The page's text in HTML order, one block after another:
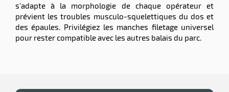
s'adapte à la morphologie de chaque opérateur et
prévient les troubles musculo-squelettiques du dos et
des épaules. Privilégiez les manches filetage universel
pour rester compatible avec les autres balais du parc.